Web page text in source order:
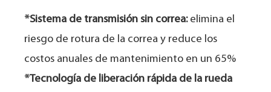
*Sistema de transmisión sin correa:elimina el
riesgo de rotura de la correa y reduce los
costos anuales de mantenimiento en un 65%
*Tecnología de liberación rápida de la rueda